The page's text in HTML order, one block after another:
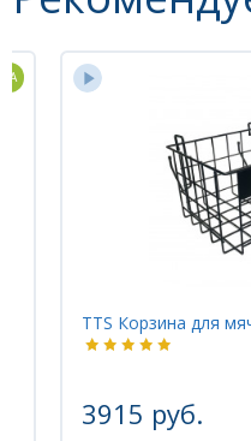
для мячей (144шт)